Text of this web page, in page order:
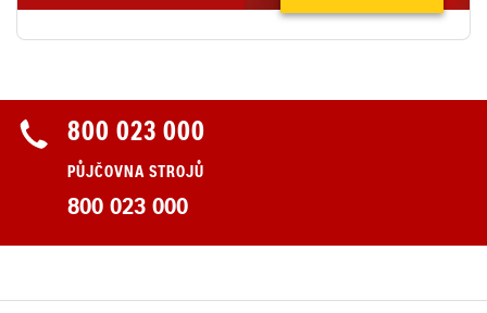
800 023 000
PŮJČOVNA STROJŮ
800 023 000